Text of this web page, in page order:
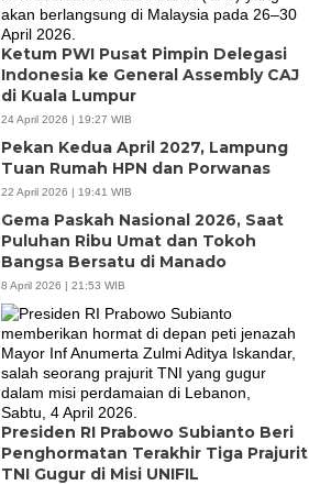
Ketum PWI Pusat Pimpin Delegasi
Indonesia ke General Assembly CAJ
di Kuala Lumpur
24 April 2026 | 19:27 WIB
Pekan Kedua April 2027, Lampung
Tuan Rumah HPN dan Porwanas
22 April 2026 | 19:41 WIB
Gema Paskah Nasional 2026, Saat
Puluhan Ribu Umat dan Tokoh
Bangsa Bersatu di Manado
8 April 2026 | 21:53 WIB
Presiden RI Prabowo Subianto Beri
Penghormatan Terakhir Tiga Prajurit
TNI Gugur di Misi UNIFIL